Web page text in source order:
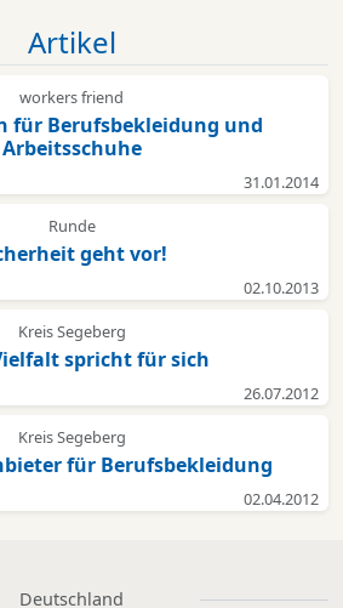
Artikel
workers friend
für Berufsbekleidung und
Arbeitsschuhe
31.01.2014
Runde
geht vor!
02.10.2013
Kreis Segeberg
spricht für sich
26.07.2012
Kreis Segeberg
für Berufsbekleidung
02.04.2012
Deutschland